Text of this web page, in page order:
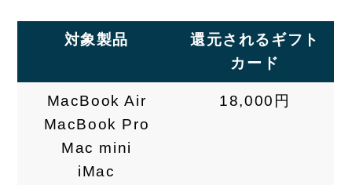
対象製品
還元されるギフト
カード
MacBook Air
MacBook Pro
Mac mini
iMac
18,000円